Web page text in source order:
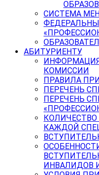
СИСТЕМА
АБИТУРИЕНТУ
КОМИССИИ
ПРАВИЛА
ПЕРЕЧЕНЬ
ПЕРЕЧЕНЬ
КАЖДОЙ
ИНВАЛИДОВ